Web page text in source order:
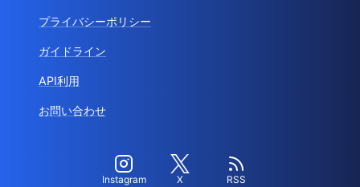
プライバシーポリシー
ガイドライン
API利用
お問い合わせ
Instagram X RSS